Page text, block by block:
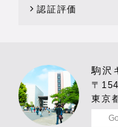
認証評価
駒沢
〒
東京